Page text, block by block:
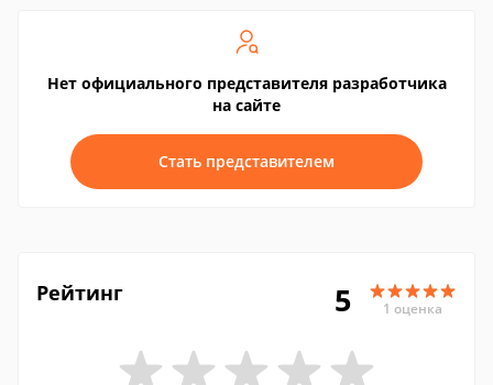
Нет официального представителя разработчика
на сайте
Стать представителем
Рейтинг 5 1 оценка